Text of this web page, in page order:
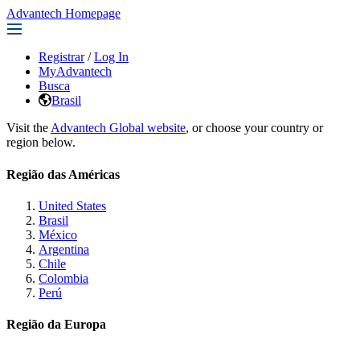
Advantech Homepage
Registrar / Log In
MyAdvantech
Busca
Brasil
Visit the Advantech Global website, or choose your country or
region below.
Região das Américas
United States
Brasil
México
Argentina
Chile
Colombia
Perú
Região da Europa